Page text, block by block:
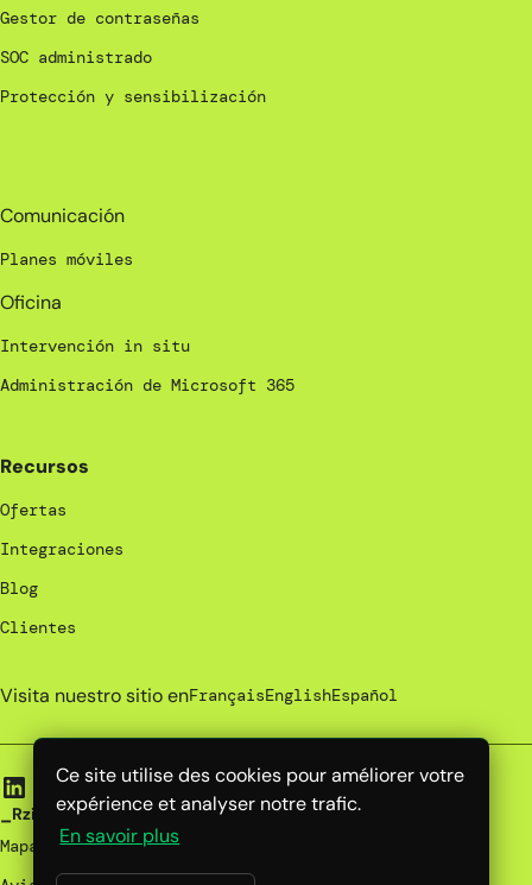
Ce site utilise des cookies pour améliorer votre
expérience et analyser notre trafic.
En savoir plus
Gestor de contraseñas
SOC administrado
Protección y sensibilización
Comunicación
Planes móviles
Oficina
Intervención in situ
Administración de Microsoft 365
Recursos
Ofertas
Integraciones
Blog
Clientes
Visita nuestro sitio enFrançaisEnglishEspañol
_Rzilient | 2026
Mapa del sitio